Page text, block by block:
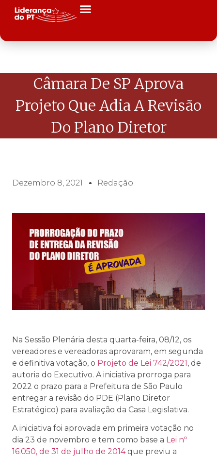
Câmara De SP Aprova
Projeto Que Adia A Revisão
Do Plano Diretor
Dezembro 8, 2021 Redação
Na Sessão Plenária desta quarta-feira, 08/12, os
vereadores e vereadoras aprovaram, em segunda
e definitiva votação, o Projeto de Lei 742/2021, de
autoria do Executivo. A iniciativa prorroga para
2022 o prazo para a Prefeitura de São Paulo
entregar a revisão do PDE (Plano Diretor
Estratégico) para avaliação da Casa Legislativa.
A iniciativa foi aprovada em primeira votação no
dia 23 de novembro e tem como base a Lei nº
16.050, de 31 de julho de 2014que previu a